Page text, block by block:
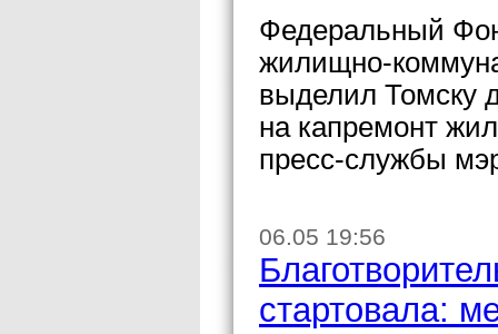
Федеральный
жилищно-
выделил Томску
на капремонт
пресс-службы
06.05 19:56
стартовала: